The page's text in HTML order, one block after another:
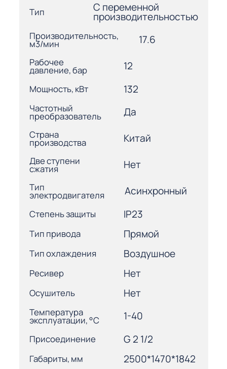
Тип С переменной
производительностью
Производительность,
м3/мин 17.6
Рабочее
давление, бар 12
Мощность, кВт 132
Частотный
преобразователь Да
Страна
производства Китай
Две ступени
сжатия Нет
Тип
электродвигателя Асинхронный
Степень защиты IP23
Тип привода Прямой
Тип охлаждения Воздушное
Ресивер Нет
Осушитель Нет
Температура
эксплуатации, °С 1-40
Присоединение G 2 1/2
Габариты, мм 2500*1470*1842